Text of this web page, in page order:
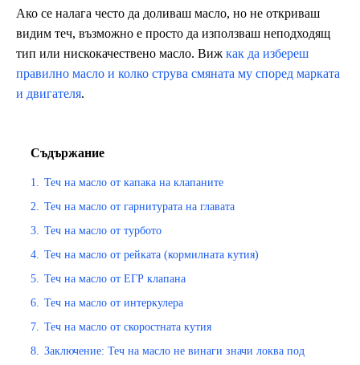
Ако се налага често да доливаш масло, но не откриваш
видим теч, възможно е просто да използваш неподходящ
тип или нискокачествено масло. Виж как да избереш
правилно масло и колко струва смяната му според марката
и двигателя.
Съдържание
1.
Теч на масло от капака на клапаните
2.
Теч на масло от гарнитурата на главата
3.
Теч на масло от турбото
4.
Теч на масло от рейката (кормилната кутия)
5.
Теч на масло от ЕГР клапана
6.
Теч на масло от интеркулера
7.
Теч на масло от скоростната кутия
8.
Заключение: Теч на масло не винаги значи локва под